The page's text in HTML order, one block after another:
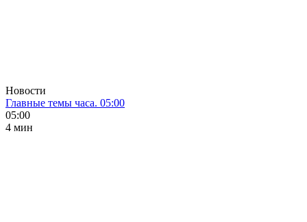
Новости
Главные темы часа. 05:00
05:00
4 мин